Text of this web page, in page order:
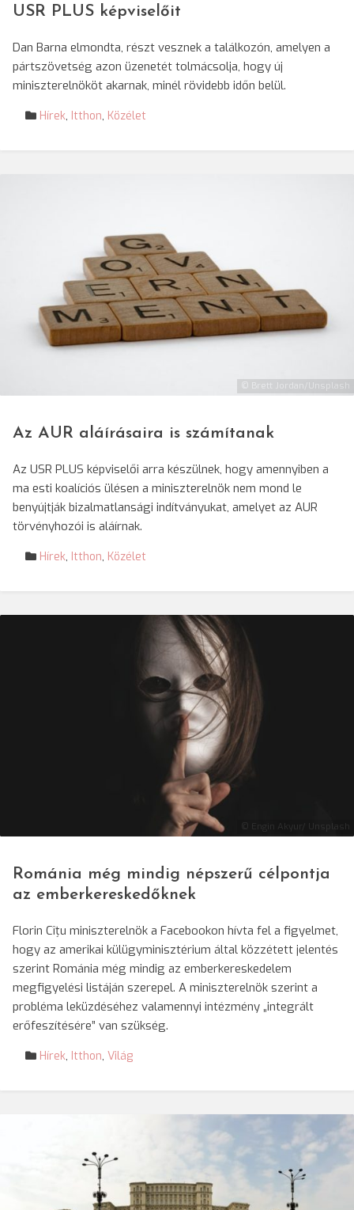
USR PLUS képviselőit
Dan Barna elmondta, részt vesznek a találkozón, amelyen a
pártszövetség azon üzenetét tolmácsolja, hogy új
miniszterelnököt akarnak, minél rövidebb időn belül.
Hírek, Itthon, Közélet
© Brett Jordan/Unsplash
Az AUR aláírásaira is számítanak
Az USR PLUS képviselői arra készülnek, hogy amennyiben a
ma esti koalíciós ülésen a miniszterelnök nem mond le
benyújtják bizalmatlansági indítványukat, amelyet az AUR
törvényhozói is aláírnak.
Hírek, Itthon, Közélet
© Engin Akyur/ Unsplash
Románia még mindig népszerű célpontja
az emberkereskedőknek
Florin Cîțu miniszterelnök a Facebookon hívta fel a figyelmet,
hogy az amerikai külügyminisztérium által közzétett jelentés
szerint Románia még mindig az emberkereskedelem
megfigyelési listáján szerepel. A miniszterelnök szerint a
probléma leküzdéséhez valamennyi intézmény „integrált
erőfeszítésére” van szükség.
Hírek, Itthon, Világ